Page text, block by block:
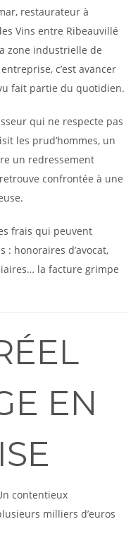
restaurateur à
Vins entre Ribeauvillé
zone industrielle de
c’est avancer
fait partie du quotidien.
qui ne respecte pas
les prud’hommes, un
un redressement
confrontée à une
frais qui peuvent
honoraires d’avocat,
la facture grimpe
EN
contentieux
milliers d’euros